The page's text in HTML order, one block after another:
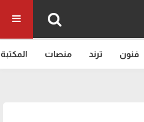
فنون ترند منصات المكتبة